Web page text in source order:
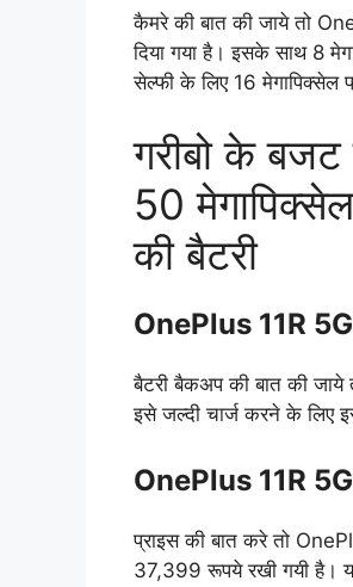
कैमरे की बात की जाये तो
दिया गया है। इसके साथ 8
सेल्फी के लिए 16 मेगापिक्सेल
गरीबो के
50
की बैटरी
OnePlus 11R 5G
बैटरी बैकअप की बात की
इसे जल्दी चार्ज करने के लिए
OnePlus 11R 5G
प्राइस की बात करे तो
37,399 रूपये रखी गयी है।